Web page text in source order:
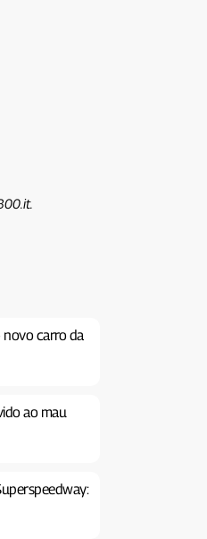
novo carro da
ao mau